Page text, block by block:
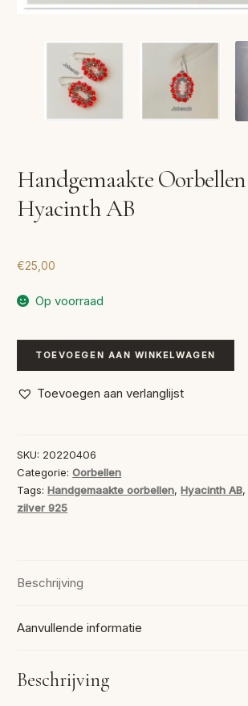
Handgemaakte
Hyacinth AB
€25,00
Op voorraad
Handgemaakte
Oorbellen
Swarovski
aantal
TOEVOEGEN AAN WINKELWAGEN
Toevoegen aan verlanglijst
SKU: 20220406
Categorie:Oorbellen
Tags:Handgemaakte oorbellen,Hyacinth AB
zilver 925
Beschrijving
Aanvullende informatie
Beschrijving